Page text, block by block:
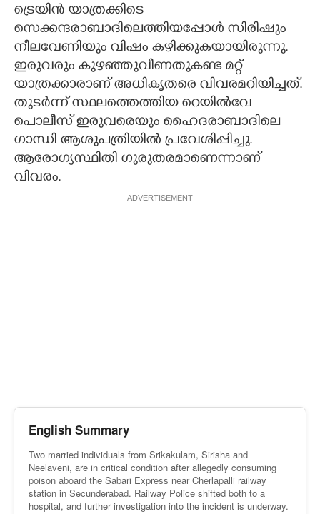
ട്രെയിൻ യാത്രക്കിടെ
സെക്കന്ദരാബാദിലെത്തിയപ്പോൾ സിരിഷും
നീലവേണിയും വിഷം കഴിക്കുകയായിരുന്നു.
ഇരുവരും കുഴഞ്ഞുവീണതുകണ്ട മറ്റ്
യാത്രക്കാരാണ് അധികൃതരെ വിവരമറിയിച്ചത്.
തുടർന്ന് സ്ഥലത്തെത്തിയ റെയിൽവേ
പൊലീസ് ഇരുവരെയും ഹൈദരാബാദിലെ
ഗാന്ധി ആശുപത്രിയിൽ പ്രവേശിപ്പിച്ചു.
ആരോഗ്യസ്ഥിതി ഗുരുതരമാണെന്നാണ്
വിവരം.
ADVERTISEMENT
English Summary
Two married individuals from Srikakulam, Sirisha and
Neelaveni, are in critical condition after allegedly consuming
poison aboard the Sabari Express near Cherlapalli railway
station in Secunderabad. Railway Police shifted both to a
hospital, and further investigation into the incident is underway.